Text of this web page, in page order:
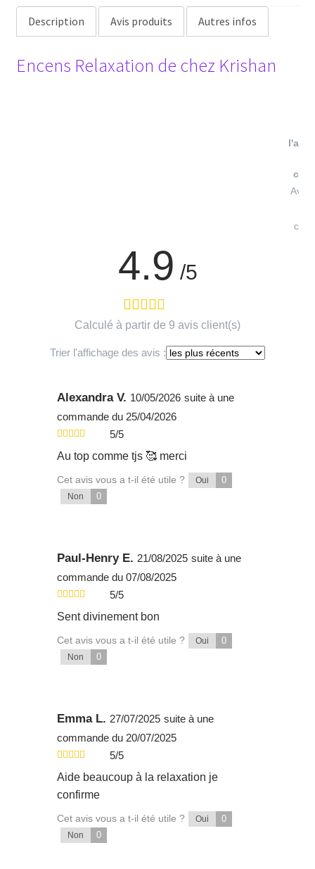
Description Avis produits Autres infos
Encens Relaxation de chez Krishan
Avis
4.9 /5
Calculé à partir de 9 avis client(s)
Trier l'affichage des avis :
Alexandra V. 10/05/2026 suite à une
commande du 25/04/2026
5/5
Au top comme tjs 🥰 merci
Cet avis vous a t-il été utile ? Oui 0
Non 0
Paul-Henry E. 21/08/2025 suite à une
commande du 07/08/2025
5/5
Sent divinement bon
Cet avis vous a t-il été utile ? Oui 0
Non 0
Emma L. 27/07/2025 suite à une
commande du 20/07/2025
5/5
Aide beaucoup à la relaxation je
confirme
Cet avis vous a t-il été utile ? Oui 0
Non 0